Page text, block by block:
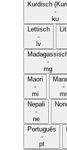
Kurdisch
-
ku
Lettisch
-
lv
-
mg
Maori
-
mi
-
mr
Nepali
-
ne
Português
-
pt